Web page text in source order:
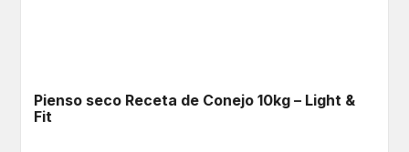
Pienso seco Receta de Conejo 10kg – Light &
Fit